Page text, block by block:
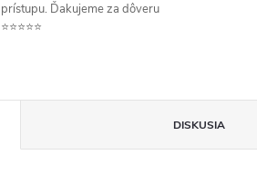
prístupu. Ďakujeme za dôveru
⭐⭐⭐⭐⭐
DISKUSIA